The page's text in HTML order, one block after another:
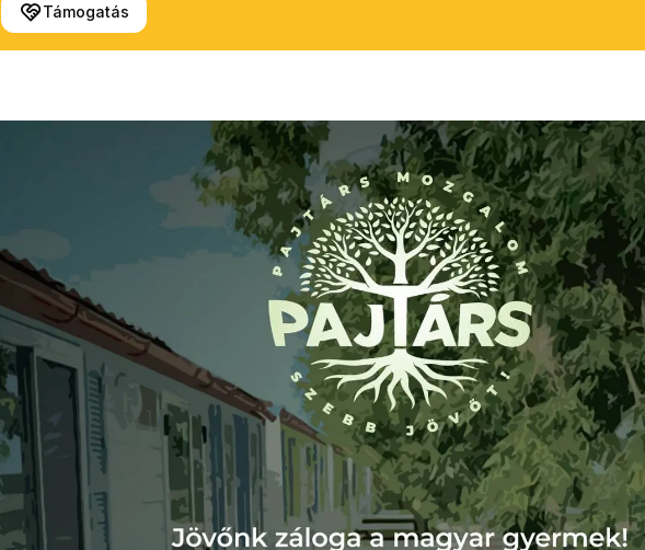
Támogatás